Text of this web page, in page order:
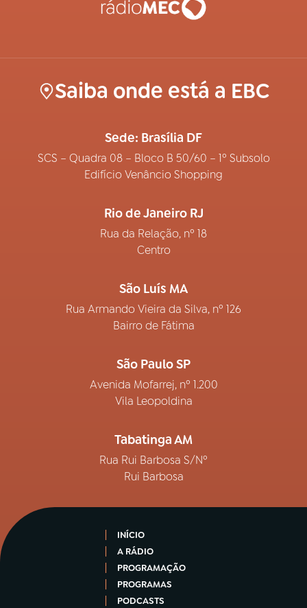
Saiba onde está a EBC
Sede: Brasília DF
SCS – Quadra 08 – Bloco B 50/60 – 1º Subsolo
Edifício Venâncio Shopping
Rio de Janeiro RJ
Rua da Relação, nº 18
Centro
São Luís MA
Rua Armando Vieira da Silva, nº 126
Bairro de Fátima
São Paulo SP
Avenida Mofarrej, nº 1.200
Vila Leopoldina
Tabatinga AM
Rua Rui Barbosa S/Nº
Rui Barbosa
INÍCIO
A RÁDIO
PROGRAMAÇÃO
PROGRAMAS
PODCASTS